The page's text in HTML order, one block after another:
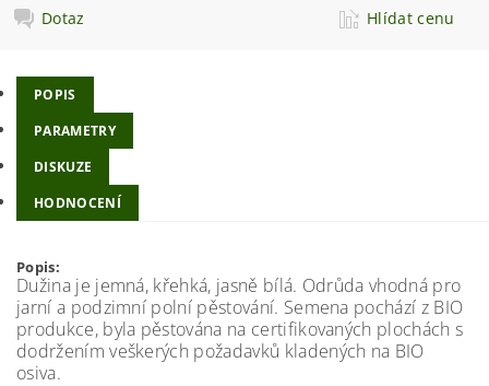
Dotaz
Hlídat cenu
POPIS
PARAMETRY
DISKUZE
HODNOCENÍ
Popis:
Dužina je jemná, křehká, jasně bílá. Odrůda vhodná pro
jarní a podzimní polní pěstování. Semena pochází z BIO
produkce, byla pěstována na certifikovaných plochách s
dodržením veškerých požadavků kladených na BIO
osiva.